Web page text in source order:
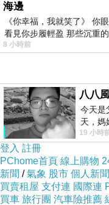
海邊
《你幸福，我就笑了》 你
看見你步履輕盈 那些沉重
8 小時前
今天是
天，媽
理家務
19 小時
登入 註冊
PChome首頁 線上購物
新聞 /氣象 股市 個人新
買賣租屋 支付連 國際連
買車 旅行團 汽車險推薦